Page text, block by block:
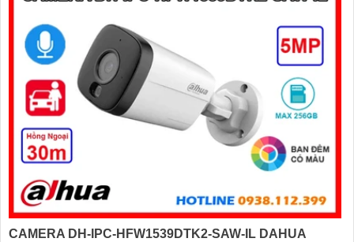
CAMERA DH-IPC-HFW1539DTK2-SAW-IL DAHUA